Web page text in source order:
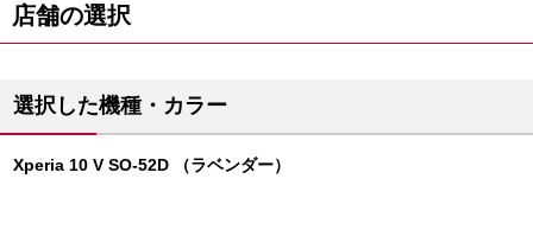
店舗の選択
選択した機種・カラー
Xperia 10 V SO-52D （ラベンダー）